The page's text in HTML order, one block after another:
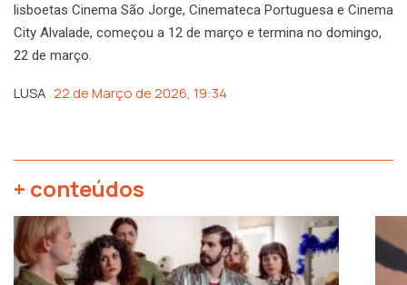
lisboetas Cinema São Jorge, Cinemateca Portuguesa e Cinema
City Alvalade, começou a 12 de março e termina no domingo,
22 de março.
LUSA 22 de Março de 2026, 19:34
+ conteúdos